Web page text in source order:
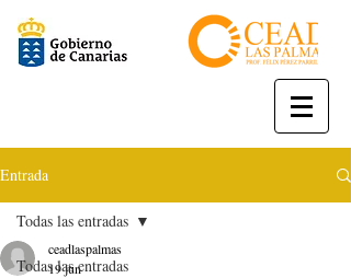
Entrada
Todas las entradas
Todas las entradas
ceadlaspalmas
19 jun